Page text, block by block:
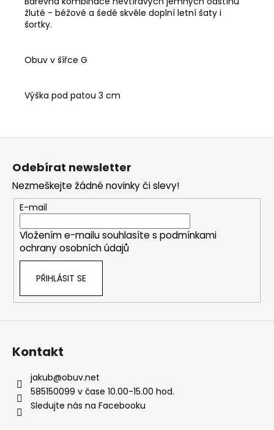
žluté - béžové a šedé skvěle doplní letní šaty i
šortky.
Obuv v šířce G
Výška pod patou 3 cm
Z
Odebírat newsletter
Nezmeškejte žádné novinky či slevy!
E-mail
Vložením e-mailu souhlasíte s podmínkami
ochrany osobních údajů
PŘIHLÁSIT SE
Kontakt
jakub@obuv.net
585150099 v čase 10.00-15.00 hod.
Sledujte nás na Facebooku